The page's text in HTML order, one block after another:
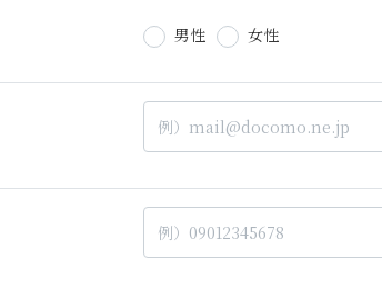
男性 女性